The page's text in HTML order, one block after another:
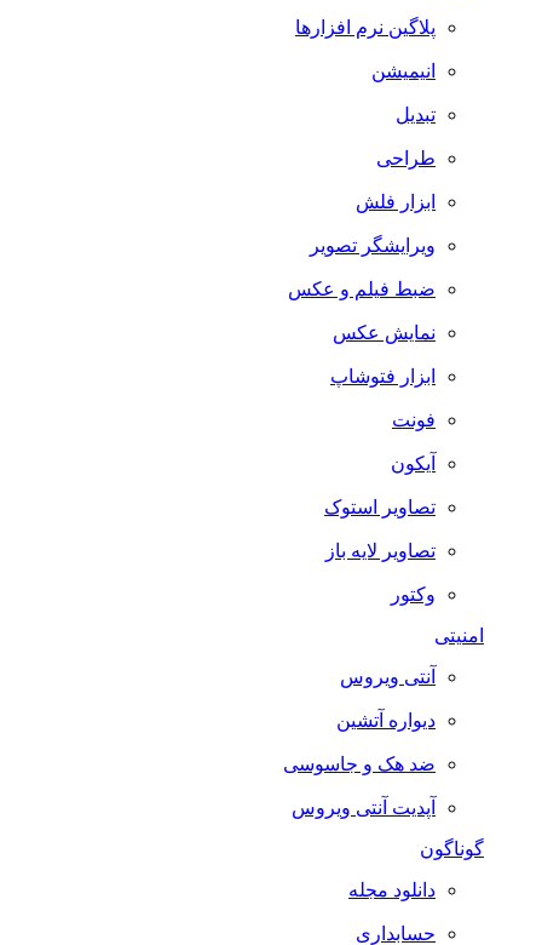
پلاگین نرم افزارها
انیمیشن
تبدیل
طراحی
ابزار فلش
ویرایشگر تصویر
ضبط فيلم و عكس
نمایش عکس
ابزار فتوشاپ
فونت
آیکون
تصاویر استوک
تصاویر لایه باز
وکتور
آنتی ویروس
دیواره آتشین
ضد هک و جاسوسی
آپدیت آنتی ویروس
گوناگون
دانلود مجله
حسابداری